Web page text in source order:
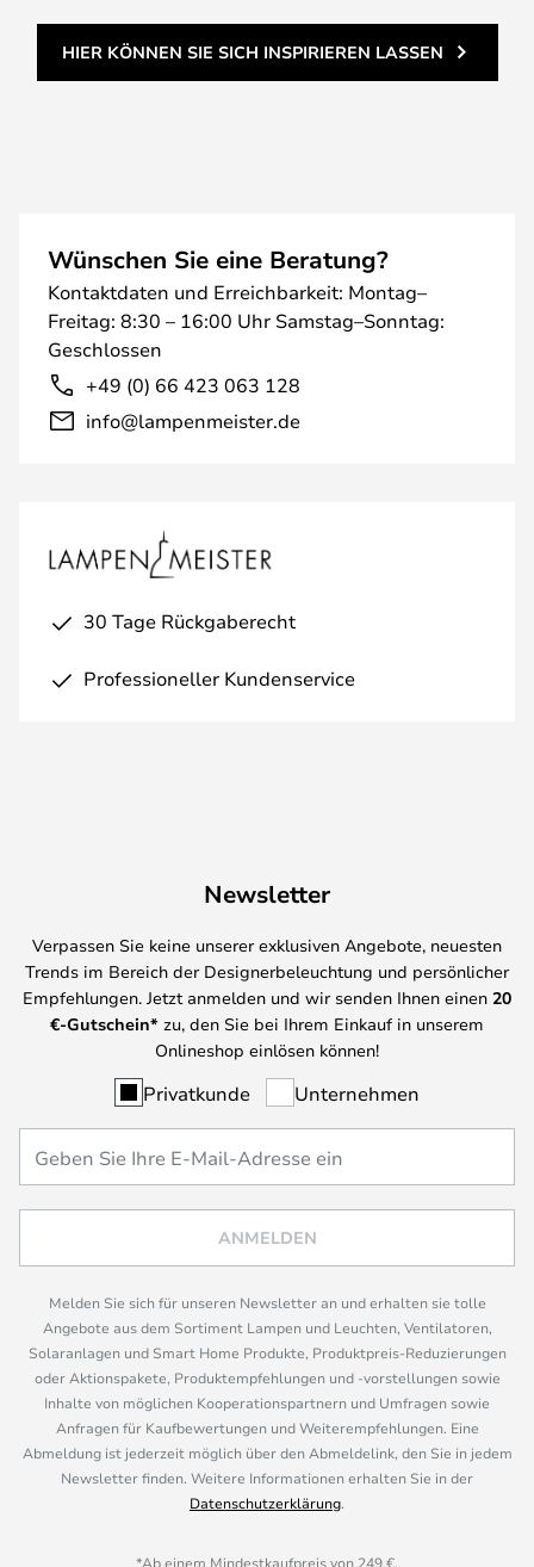
HIER KÖNNEN SIE SICH INSPIRIEREN LASSEN
Wünschen Sie eine Beratung?
Kontaktdaten und Erreichbarkeit: Montag–
Freitag: 8:30 – 16:00 Uhr Samstag–Sonntag:
Geschlossen
+49 (0) 66 423 063 128
info@lampenmeister.de
30 Tage Rückgaberecht
Professioneller Kundenservice
Newsletter
Verpassen Sie keine unserer exklusiven Angebote, neuesten
Trends im Bereich der Designerbeleuchtung und persönlicher
Empfehlungen. Jetzt anmelden und wir senden Ihnen einen 20
€-Gutschein* zu, den Sie bei Ihrem Einkauf in unserem
Onlineshop einlösen können!
Privatkunde Unternehmen
ANMELDEN
Melden Sie sich für unseren Newsletter an und erhalten sie tolle
Angebote aus dem Sortiment Lampen und Leuchten, Ventilatoren,
Solaranlagen und Smart Home Produkte, Produktpreis-Reduzierungen
oder Aktionspakete, Produktempfehlungen und -vorstellungen sowie
Inhalte von möglichen Kooperationspartnern und Umfragen sowie
Anfragen für Kaufbewertungen und Weiterempfehlungen. Eine
Abmeldung ist jederzeit möglich über den Abmeldelink, den Sie in jedem
Newsletter finden. Weitere Informationen erhalten Sie in der
Datenschutzerklärung.
*Ab einem Mindestkaufpreis von 249 €.